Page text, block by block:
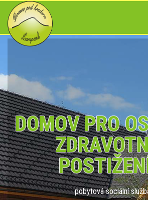
DOMOV PRO
pobytová sociální